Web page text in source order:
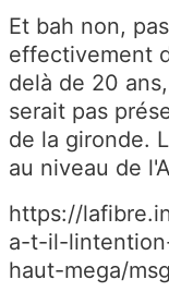
Et bah non,
effectivement
delà de 20
serait pas
de la gironde.
au niveau de
https://
a-t-il-
haut-mega/